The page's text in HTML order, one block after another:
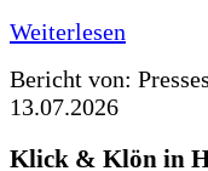
Weiterlesen
Bericht von:
13.07.2026
Klick & Klön in